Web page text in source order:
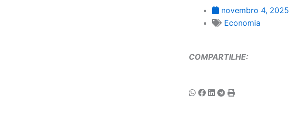
novembro 4, 2025
Economia
COMPARTILHE: